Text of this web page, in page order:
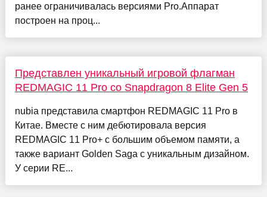
ранее ограничивалась версиями Pro.Аппарат
построен на проц...
Представлен уникальный игровой флагман
REDMAGIC 11 Pro со Snapdragon 8 Elite Gen 5
nubia представила смартфон REDMAGIC 11 Pro в
Китае. Вместе с ним дебютировала версия
REDMAGIC 11 Pro+ с большим объемом памяти, а
также вариант Golden Saga с уникальным дизайном.
У серии RE...